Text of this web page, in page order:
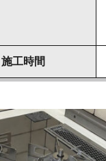
施工時間